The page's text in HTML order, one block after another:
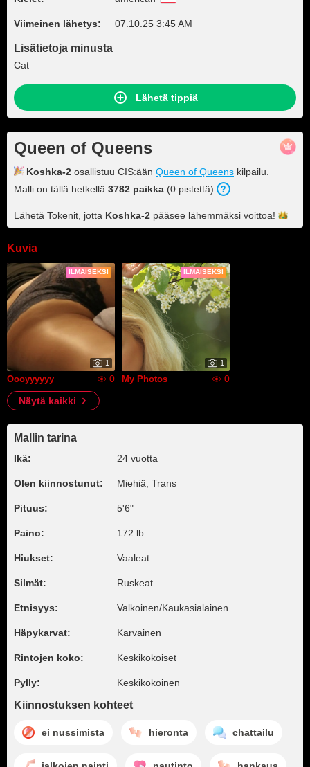
Viimeinen lähetys: 07.10.25 3:45 AM
Lisätietoja minusta
Cat
Lähetä tippiä
Queen of Queens
Koshka-2 osallistuu CIS:ään Queen of Queens kilpailu.
Malli on tällä hetkellä 3782 paikka (0 pistettä).
Lähetä Tokenit, jotta Koshka-2 pääsee lähemmäksi voittoa!
Kuvia
ILMAISEKSI
1
Oooyyyyyy 0
ILMAISEKSI
1
My Photos
0
Näytä kaikki
Mallin tarina
Ikä: 24 vuotta
Olen kiinnostunut: Miehiä, Trans
Pituus: 5'6"
Paino: 172 lb
Hiukset: Vaaleat
Silmät: Ruskeat
Etnisyys: Valkoinen/Kaukasialainen
Häpykarvat: Karvainen
Rintojen koko: Keskikokoiset
Pylly: Keskikokoinen
Kiinnostuksen kohteet
ei nussimista hieronta chattailu